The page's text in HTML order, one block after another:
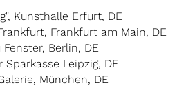
Kunsthalle Erfurt, DE
Frankfurt am Main, DE
Berlin, DE
Sparkasse Leipzig, DE
München, DE